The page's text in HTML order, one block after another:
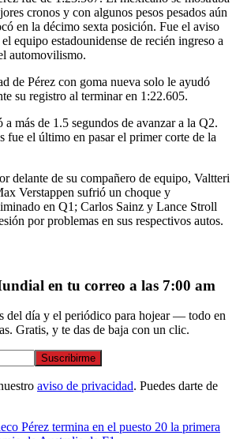
cronos y con algunos pesos pesados aún
en la décimo sexta posición. Fue el aviso
equipo estadounidense de recién ingreso a
automovilismo.
de Pérez con goma nueva solo le ayudó
su registro al terminar en 1:22.605.
a más de 1.5 segundos de avanzar a la Q2.
fue el último en pasar el primer corte de la
delante de su compañero de equipo, Valtteri
Verstappen sufrió un choque y
en Q1; Carlos Sainz y Lance Stroll
por problemas en sus respectivos autos.
en tu correo a las 7:00 am
del día y el periódico para hojear — todo en
Gratis, y te das de baja con un clic.
Suscribirme
aviso de privacidad. Puedes darte de
Pérez termina en el puesto 20 la primera